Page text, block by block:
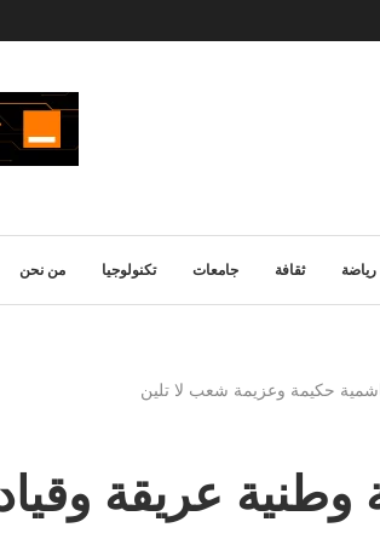
رياضة ثقافة جامعات تكنولوجيا من نحن
حكيمة وعزيمة شعب لا تلين
وطنية عريقة